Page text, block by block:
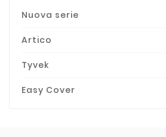
Nuova serie
Artico
Tyvek
Easy Cover